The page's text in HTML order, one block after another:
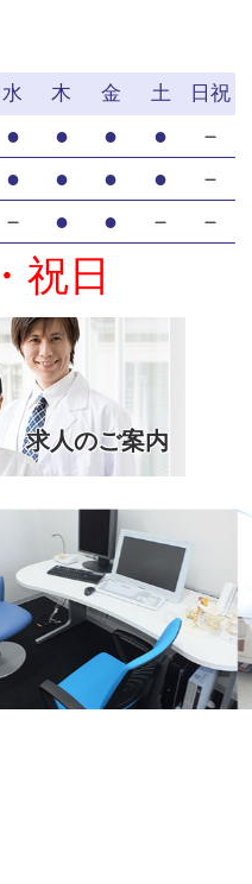
祝日
水 木 金 土 日祝
● ● ● ●
－
● ● ● ●
－
－ ● ● － －
求人のご案内